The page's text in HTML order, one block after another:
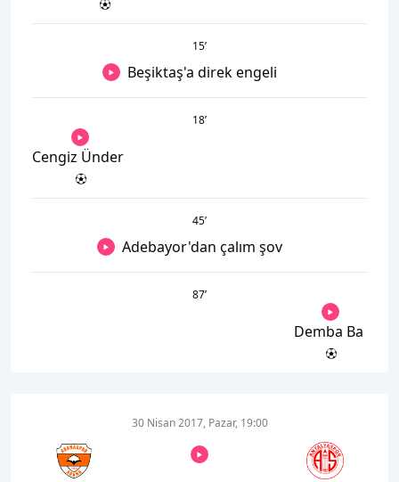
15’
Beşiktaş'a direk engeli
18’
Cengiz Ünder
45’
Adebayor'dan çalım şov
87’
Demba Ba
30 Nisan 2017, Pazar, 19:00